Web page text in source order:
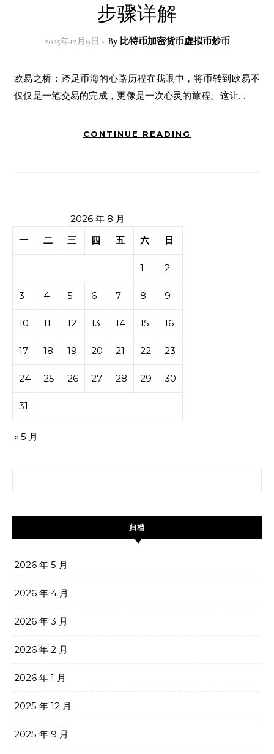
步骤详解
2025年12月9日 - By 比特币加密货币虚拟币炒币
欧易之桥：跨足币海的心路历程在我眼中，将币转到欧易不
仅仅是一笔交易的完成，更像是一次心灵的旅程。这让…
CONTINUE READING
2026 年 8 月
一
二 三 四 五 六 日
1 2
3 4 5 6 7 8 9
10 11 12 13 14 15 16
17 18 19 20 21 22 23
24 25 26 27 28 29 30
31
« 5 月
归档
2026 年 5 月
2026 年 4 月
2026 年 3 月
2026 年 2 月
2026 年 1 月
2025 年 12 月
2025 年 9 月